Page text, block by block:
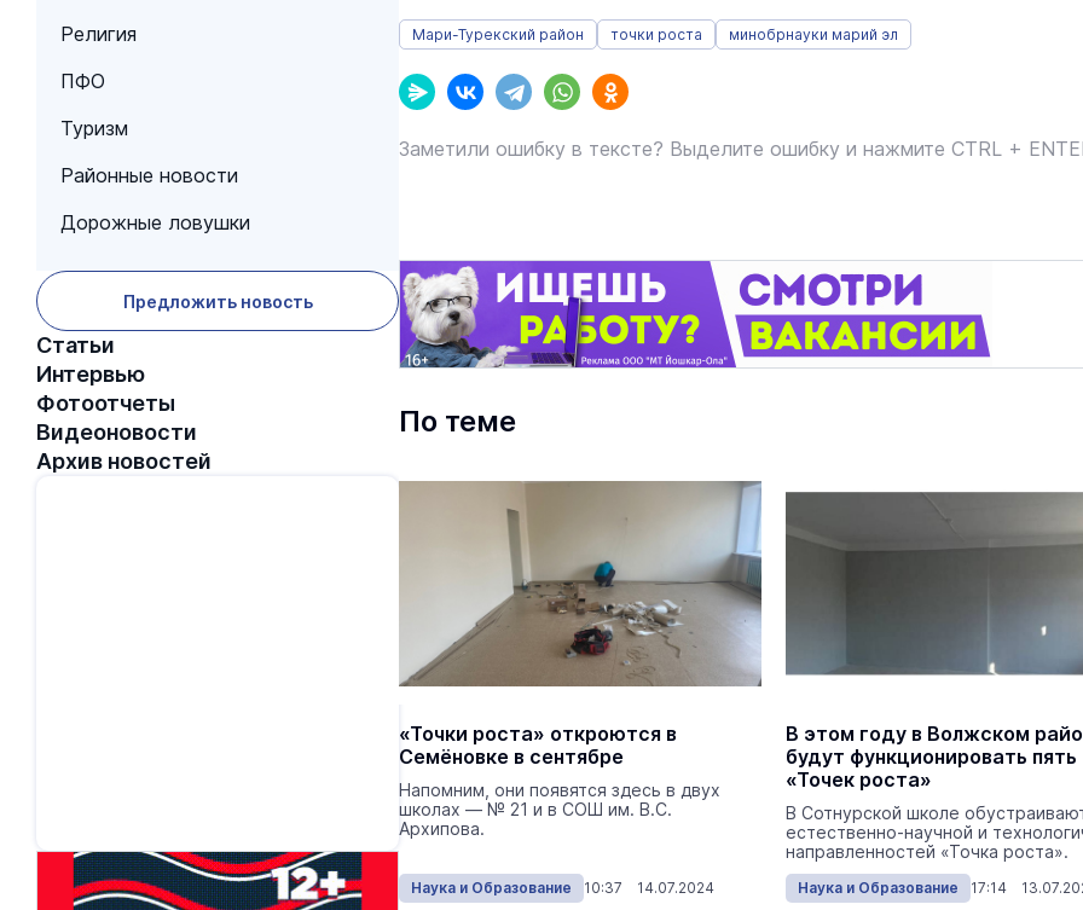
Религия
ПФО
Туризм
Районные новости
Дорожные ловушки
Предложить новость
Статьи
Интервью
Фотоотчеты
Видеоновости
Архив новостей
Мари-Турекский район точки роста минобрнауки марий эл
Заметили ошибку в тексте? Выделите ошибку и нажмите CTRL +
По теме
«Точки роста» откроются в
Семёновке в сентябре
Напомним, они появятся здесь в двух
школах — № 21 и в СОШ им. В.С.
Архипова.
Наука и Образование 10:37 14.07.2024
В этом году в Волжском
будут функционировать пять
«Точек роста»
В Сотнурской школе
естественно-научной и
направленностей «Точка роста».
Наука и Образование 17:14